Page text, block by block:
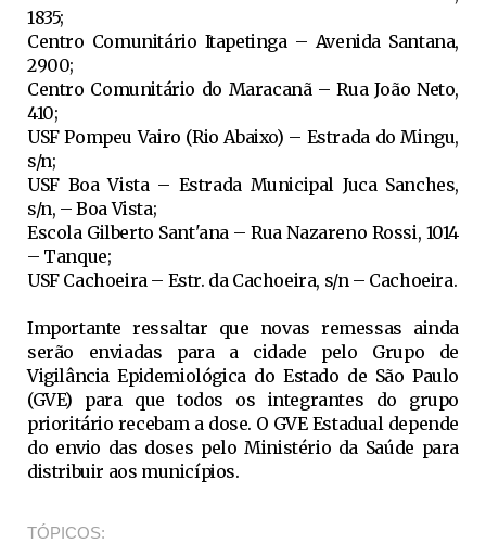
1835;
Centro Comunitário Itapetinga – Avenida Santana,
2900;
Centro Comunitário do Maracanã – Rua João Neto,
410;
USF Pompeu Vairo (Rio Abaixo) – Estrada do Mingu,
s/n;
USF Boa Vista – Estrada Municipal Juca Sanches,
s/n, – Boa Vista;
Escola Gilberto Sant'ana – Rua Nazareno Rossi, 1014
– Tanque;
USF Cachoeira – Estr. da Cachoeira, s/n – Cachoeira.
Importante ressaltar que novas remessas ainda
serão enviadas para a cidade pelo Grupo de
Vigilância Epidemiológica do Estado de São Paulo
(GVE) para que todos os integrantes do grupo
prioritário recebam a dose. O GVE Estadual depende
do envio das doses pelo Ministério da Saúde para
distribuir aos municípios.
TÓPICOS